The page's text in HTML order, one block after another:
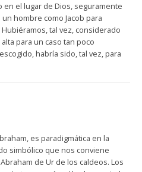
el lugar de Dios, seguramente
hombre como Jacob para
tal vez, considerado
para un caso tan poco
habría sido, tal vez, para
es paradigmática en la
simbólico que nos conviene
de Ur de los caldeos. Los